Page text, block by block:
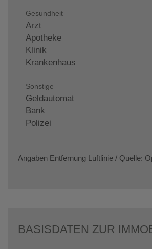
Gesundheit
Arzt
Apotheke
Klinik
Krankenhaus
Sonstige
Geldautomat
Bank
Polizei
Angaben Entfernung Luftlinie / Quelle:
BASISDATEN ZUR